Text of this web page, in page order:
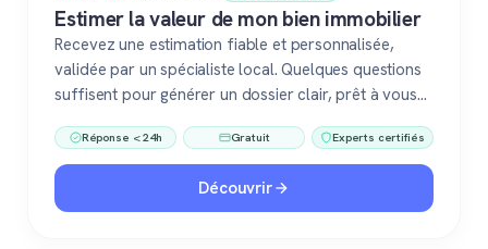
Estimer la valeur de mon bien immobilier
Recevez une estimation fiable et personnalisée,
validée par un spécialiste local. Quelques questions
suffisent pour générer un dossier clair, prêt à vous
immobilier. Gratuit, sans engagement, 100 %
confiance.
Réponse < 24h Gratuit Experts certifiés
Découvrir